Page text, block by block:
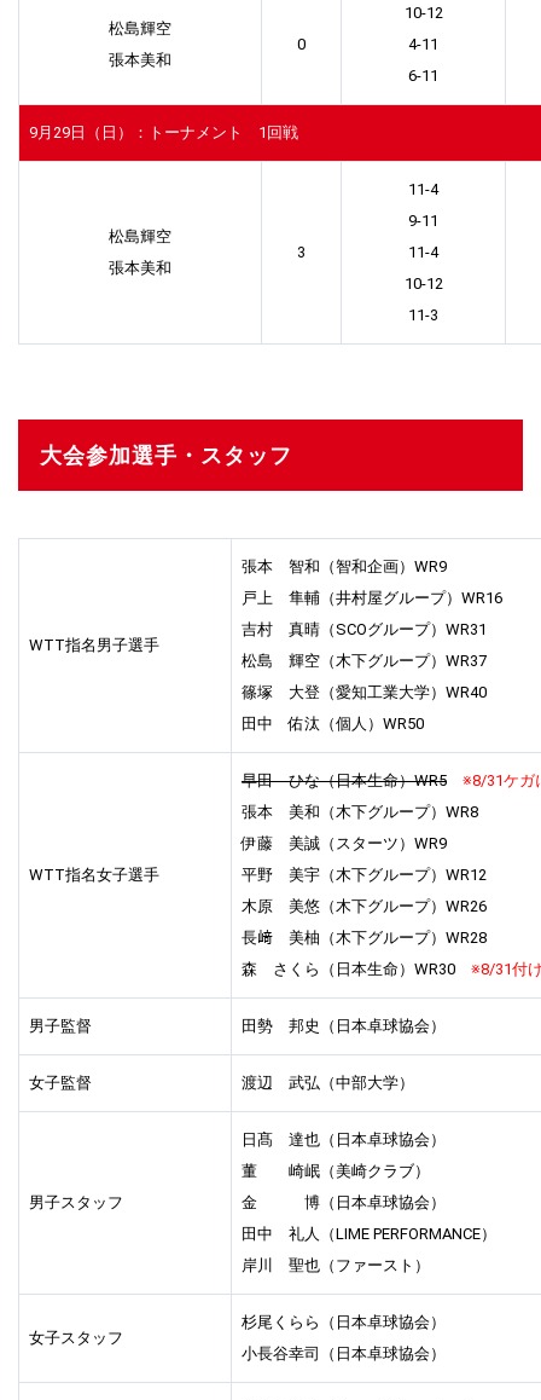
松島輝空
張本美和
0
10-12
4-11
6-11
9月29日（日）：トーナメント 1回戦
松島輝空
張本美和
3
11-4
9-11
11-4
10-12
11-3
大会参加選手・スタッフ
WTT指名男子選手
張本 智和（智和企画）WR9
戸上 隼輔（井村屋グループ）WR16
吉村 真晴（SCOグループ）WR31
松島 輝空（木下グループ）WR37
篠塚 大登（愛知工業大学）WR40
田中 佑汰（個人）WR50
WTT指名女子選手
早田 ひな（日本生命）WR5 ※8/31ケガ
張本 美和（木下グループ）WR8
伊藤 美誠（スターツ）WR9
平野 美宇（木下グループ）WR12
木原 美悠（木下グループ）WR26
長﨑 美柚（木下グループ）WR28
森 さくら（日本生命）WR30 ※8/31付
男子監督 田勢 邦史（日本卓球協会）
女子監督 渡辺 武弘（中部大学）
男子スタッフ
日髙 達也（日本卓球協会）
董 崎岷（美崎クラブ）
金 博（日本卓球協会）
田中 礼人（LIME PERFORMANCE）
岸川 聖也（ファースト）
女子スタッフ
杉尾くらら（日本卓球協会）
小長谷幸司（日本卓球協会）